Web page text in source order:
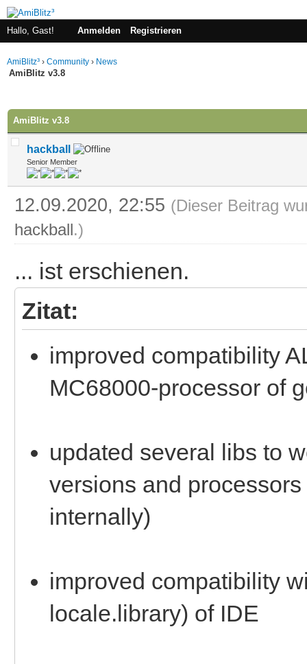
Hallo, Gast! Anmelden Registrieren
AmiBlitz³ › Community › News
AmiBlitz v3.8
AmiBlitz v3.8
hackball
Senior Member
12.09.2020, 22:55 (Dieser Beitrag
hackball.)
... ist erschienen.
Zitat:
improved compatibility
MC68000-processor of
updated several libs to
versions and
internally)
improved compatibility
locale.library) of IDE